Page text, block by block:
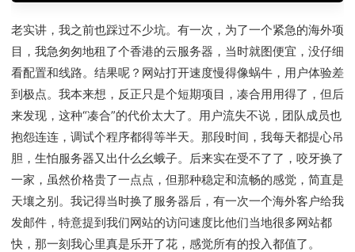
老实讲，我之前也踩过不少坑。有一次，为了一个紧急的海外项
目，我急匆匆地租了个香港的云服务器，当时就图便宜，没仔细
看配置和线路。结果呢？网站打开速度慢得像蜗牛，用户体验差
到极点。我本来想，反正只是个短期项目，凑合用用得了，但后
来发现，这种“凑合”的代价太大了。用户流失不说，团队成员也
抱怨连连，调试个程序都得等半天。那段时间，我每天都提心吊
胆，生怕服务器又出什么幺蛾子。后来实在受不了了，咬牙换了
一家，虽然价格贵了一点点，但那种稳定和流畅的感觉，简直是
天壤之别。我记得当时换了服务器后，有一次一个海外客户给我
发邮件，特意提到我们网站的访问速度比他们当地很多网站都
快，那一刻我心里真是乐开了花，感觉所有的投入都值了。